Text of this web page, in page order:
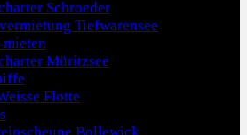
Schroeder
Tiefwarensee
mieten
Müritzsee
Flotte